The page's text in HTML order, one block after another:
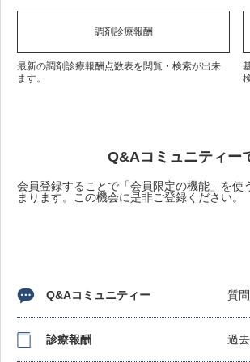
調剤診療報酬
最新の調剤診療報酬点数表を閲覧・検索が出来
ます。
Q&Aコミュニティー
会員登録することで「会員限定の機能」を
まります。この機会に是非ご登録ください。
Q&Aコミュニティー 質
診療報酬 過